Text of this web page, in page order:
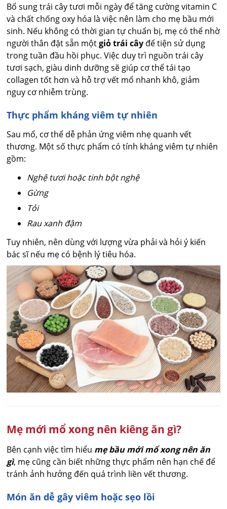
Bổ sung trái cây tươi mỗi ngày để tăng cường vitamin C
và chất chống oxy hóa là việc nên làm cho mẹ bầu mới
sinh. Nếu không có thời gian tự chuẩn bị, mẹ có thể nhờ
người thân đặt sẵn mộtgiỏ trái cây để tiện sử dụng
trong tuần đầu hồi phục. Việc duy trì nguồn trái cây
tươi sạch, giàu dinh dưỡng sẽ giúp cơ thể tái tạo
collagen tốt hơn và hỗ trợ vết mổ nhanh khô, giảm
nguy cơ nhiễm trùng.
Thực phẩm kháng viêm tự nhiên
Sau mổ, cơ thể dễ phản ứng viêm nhẹ quanh vết
thương. Một số thực phẩm có tính kháng viêm tự nhiên
gồm:
Nghệ tươi hoặc tinh bột nghệ
Gừng
Tỏi
Rau xanh đậm
Tuy nhiên, nên dùng với lượng vừa phải và hỏi ý kiến
bác sĩ nếu mẹ có bệnh lý tiêu hóa.
Mẹ mới mổ xong nên kiêng ăn gì?
Bên cạnh việc tìm hiểu mẹ bầu mới mổ xong nên ăn
gì, mẹ cũng cần biết những thực phẩm nên hạn chế để
tránh ảnh hưởng đến quá trình liền vết thương.
Món ăn dễ gây viêm hoặc sẹo lồi